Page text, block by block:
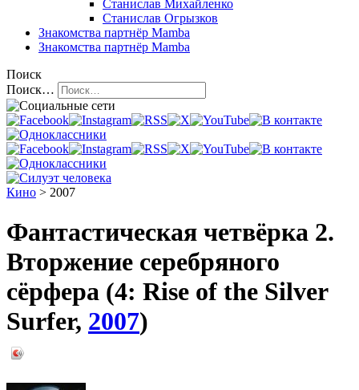
Станислав Михайленко
Станислав Огрызков
Знакомства партнёр Mamba
Знакомства партнёр Mamba
Поиск
Поиск…
Кино > 2007
Фантастическая четвёрка 2.
Вторжение серебряного
сёрфера (4: Rise of the Silver
Surfer, 2007)